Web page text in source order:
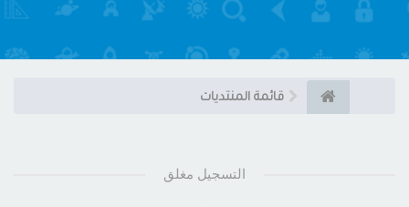
قائمة المنتديات
التسجيل مغلق